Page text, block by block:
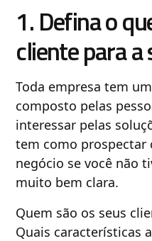
1. Defina o
cliente para
Toda empresa tem
composto pelas
interessar pelas
tem como prospectar
negócio se você não
muito bem clara.
Quem são os seus
Quais características